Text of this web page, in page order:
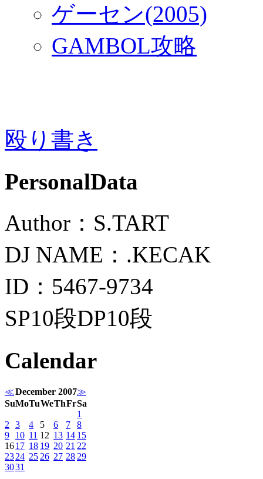
ゲーセン(2005)
GAMBOL攻略
殴り書き
PersonalData
Author：S.TART
DJ NAME：.KECAK
ID：5467-9734
SP10段DP10段
Calendar
≪December 2007≫
SuMoTuWeThFrSa
1
2
3 4 5 6 7
8
9
10 11 12 13 14 15
1617 18 19 20 21 22
2324 25 26 27 28 29
3031